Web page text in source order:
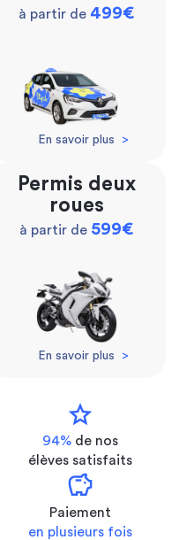
à partir de 499€
En savoir plus >
Permis deux
roues
à partir de 599€
En savoir plus >
star
94% de nos
élèves satisfaits
savings
Paiement
en plusieurs fois